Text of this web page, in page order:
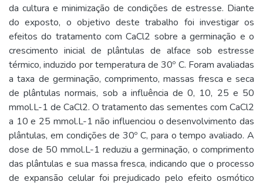
da cultura e minimização de condições de estresse. Diante
do exposto, o objetivo deste trabalho foi investigar os
efeitos do tratamento com CaCl2 sobre a germinação e o
crescimento inicial de plântulas de alface sob estresse
térmico, induzido por temperatura de 30º C. Foram avaliadas
a taxa de germinação, comprimento, massas fresca e seca
de plântulas normais, sob a influência de 0, 10, 25 e 50
mmol.L-1 de CaCl2. O tratamento das sementes com CaCl2
a 10 e 25 mmol.L-1 não influenciou o desenvolvimento das
plântulas, em condições de 30º C, para o tempo avaliado. A
dose de 50 mmol.L-1 reduziu a germinação, o comprimento
das plântulas e sua massa fresca, indicando que o processo
de expansão celular foi prejudicado pelo efeito osmótico